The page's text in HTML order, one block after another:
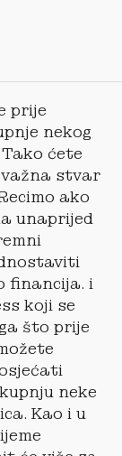
prije
nekog
ćete
važna stvar
ako
unaprijed
financija. i
koji se
što prije
neke
Kao i u